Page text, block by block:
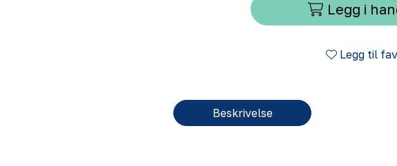
Legg i
Legg til
Beskrivelse